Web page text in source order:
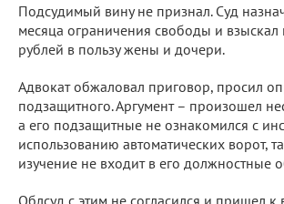
Подсудимый вину не признал. Суд
месяца ограничения свободы и взыскал
рублей в пользу жены и дочери.
Адвокат обжаловал приговор, просил
подзащитного. Аргумент – произошел
а его подзащитные не ознакомился с
использованию автоматических ворот,
изучение не входит в его должностные
Облсуд с этим не согласился и пришел к